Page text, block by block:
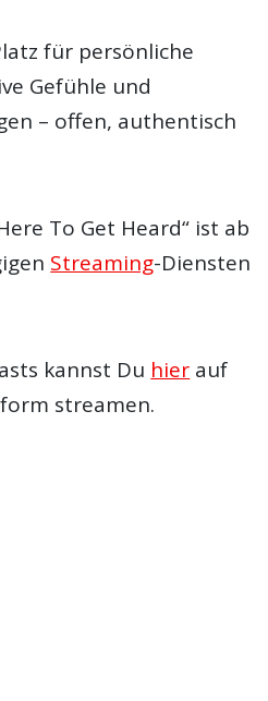
für persönliche
Gefühle und
– offen, authentisch
To Get Heard“ ist ab
Streaming-Diensten
kannst Du hier auf
streamen.